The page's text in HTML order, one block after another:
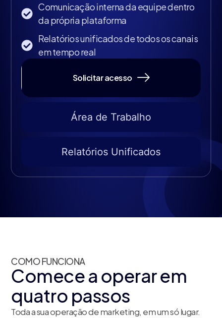
Área de Trabalho
Relatórios Unificados
Comunicação interna da equipe dentro
da própria plataforma
Relatórios unificados de todos os canais
em tempo real
Solicitar acesso
COMO FUNCIONA
Comece a operar em
quatro passos
Toda a sua operação de marketing, em um só lugar.